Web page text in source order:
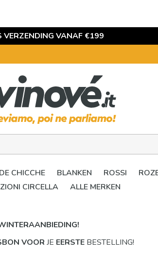
VERZENDING VANAF €199
DE CHICCHE BLANKEN ROSSI
CIRCELLA
ALLE MERKEN
VOOR JE EERSTEBESTELLING!